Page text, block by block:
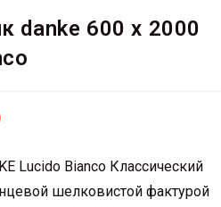
danke 600 х 2000
Lucido Bianco Классический
шелковистой фактурой